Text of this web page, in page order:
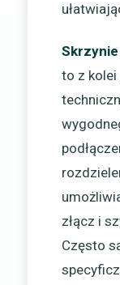
Skrzynie
to z kolei
złącz i
Często